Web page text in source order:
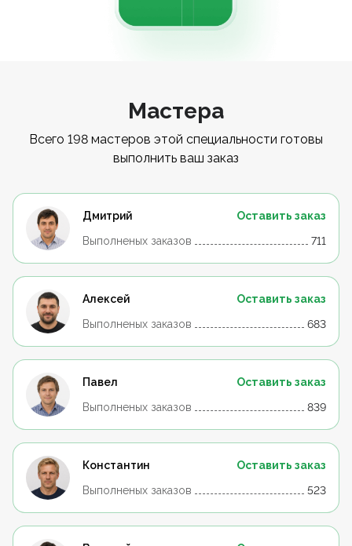
Мастера
Всего 198 мастеров этой специальности готовы
выполнить ваш заказ
Дмитрий
Оставить заказ
Выполненых заказов
711
Алексей
Оставить заказ
Выполненых заказов
683
Павел
Оставить заказ
Выполненых заказов
839
Константин
Оставить заказ
Выполненых заказов
523